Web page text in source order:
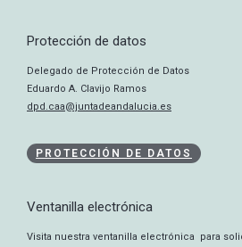
Protección de datos
Delegado de Protección de Datos
Eduardo A. Clavijo Ramos
dpd.caa@juntadeandalucia.es
PROTECCIÓN DE DATOS
Ventanilla electrónica
Visita nuestra ventanilla electrónica para